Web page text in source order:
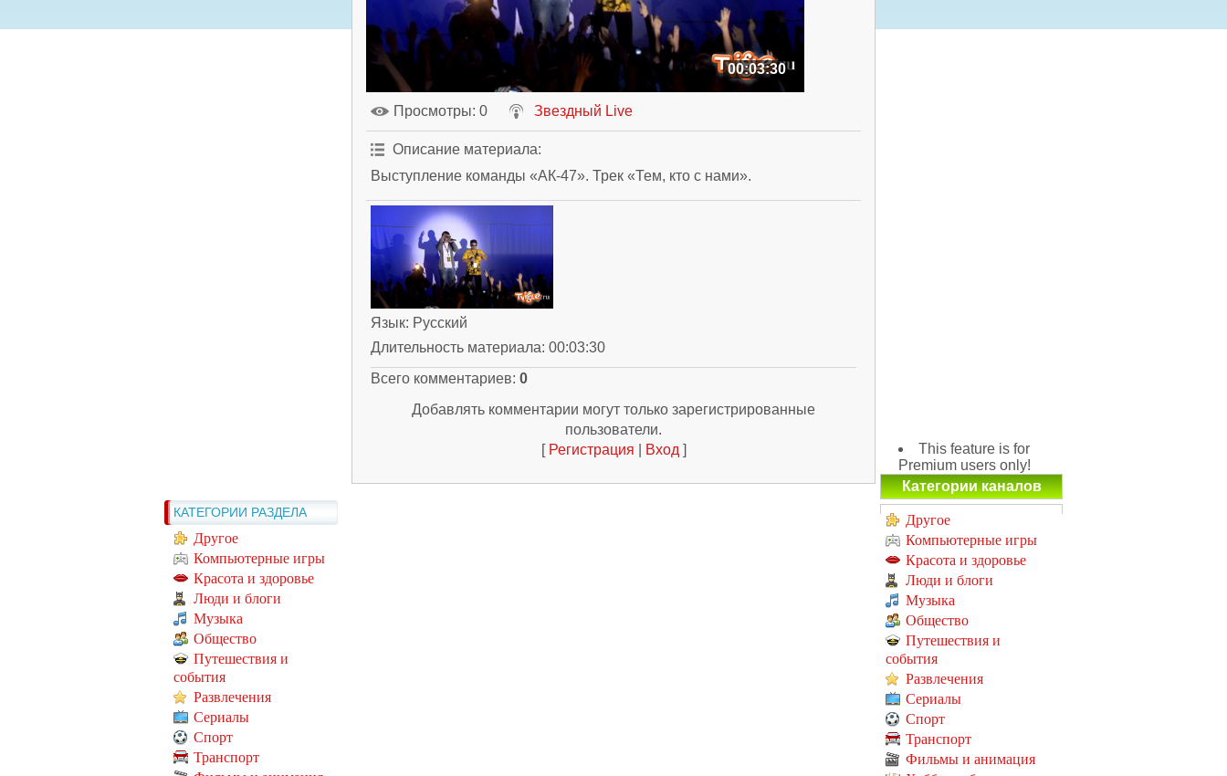
КАТЕГОРИИ РАЗДЕЛА
Другое
Компьютерные игры
Красота и здоровье
Люди и блоги
Музыка
Общество
Путешествия и
события
Развлечения
Сериалы
Спорт
Транспорт
00:03:30
Просмотры: 0 Звездный Live
Описание материала:
Выступление команды «АК-47». Трек «Тем, кто с нами».
Язык: Русский
Длительность материала: 00:03:30
Всего комментариев: 0
Добавлять комментарии могут только зарегистрированные
пользователи.
[ Регистрация Вход ]
This feature is for
Premium users only!
Категории каналов
Другое
Компьютерные игры
Красота и здоровье
Люди и блоги
Музыка
Общество
Путешествия и
события
Развлечения
Сериалы
Спорт
Транспорт
Фильмы и анимация